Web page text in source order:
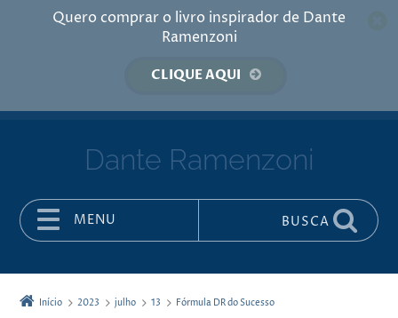
Quero comprar o livro inspirador de Dante
Ramenzoni
CLIQUE AQUI
Dante Ramenzoni
MENU BUSCA
Início 2023 julho 13 Fórmula DR do Sucesso